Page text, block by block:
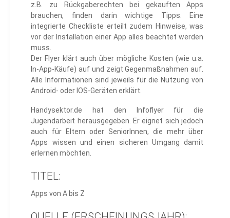
z.B. zu Rückgaberechten bei gekauften Apps
brauchen, finden darin wichtige Tipps. Eine
integrierte Checkliste erteilt zudem Hinweise, was
vor der Installation einer App alles beachtet werden
muss.
Der Flyer klärt auch über mögliche Kosten (wie u.a.
In-App-Käufe) auf und zeigt Gegenmaßnahmen auf.
Alle Informationen sind jeweils für die Nutzung von
Android- oder IOS-Geräten erklärt.
Handysektor.de hat den Infoflyer für die
Jugendarbeit herausgegeben. Er eignet sich jedoch
auch für Eltern oder SeniorInnen, die mehr über
Apps wissen und einen sicheren Umgang damit
erlernen möchten.
TITEL:
Apps von A bis Z